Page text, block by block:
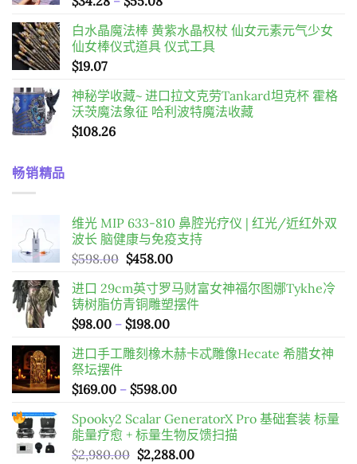
範
圍：
$55.08
白水晶魔法棒 黄紫水晶权杖 仙女元素元气少女
仙女棒仪式道具 仪式工具
$19.07
神秘学收藏~ 进口拉文克劳Tankard坦克杯 霍格
沃茨魔法象征 哈利波特魔法收藏
$108.26
畅销精品
维光 MIP 633-810 鼻腔光疗仪 | 红光/近红外双
波长 脑健康与免疫支持
$598.00 原
價
格：
$598.00。
$458.00目
價
格：
进口 29cm英寸罗马财富女神福尔图娜Tykhe冷
铸树脂仿青铜雕塑摆件
$98.00 – $198.00價
範
$98.00
$198.00
进口手工雕刻橡木赫卡忒雕像Hecate 希腊女神
祭坛摆件
$169.00 – $598.00價
範
圍：
$169.00
Spooky2 Scalar GeneratorX Pro 基础套装 标量
能量疗愈 + 标量生物反馈扫描
$2,980.00 原
$2,288.00目